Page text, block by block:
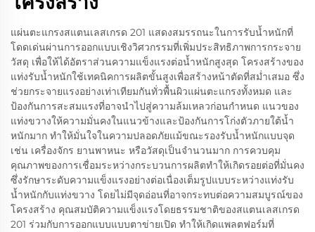
แผ่นตะแกรงสแตนเลสเกรด 201 แสดงสมรรถนะในการรับน้ำหนักที่
โดดเด่นผ่านการออกแบบเชิงวิศวกรรมที่เพิ่มประสิทธิภาพการกระจาย
วัสดุ เพื่อให้ได้อัตราส่วนความแข็งแรงต่อน้ำหนักสูงสุด โครงสร้างของ
แท่งรับน้ำหนักใช้เทคนิคการผลิตขั้นสูงเพื่อสร้างหน้าตัดที่สม่ำเสมอ ซึ่ง
ช่วยกระจายแรงอย่างเท่าเทียมกันทั่วพื้นผิวแผ่นตะแกรงทั้งหมด และ
ป้องกันการสะสมแรงที่อาจนำไปสู่ความล้มเหลวก่อนกำหนด แนวของ
แท่งขวางให้ความมั่นคงในแนวข้างและป้องกันการโก่งตัวภายใต้น้ำ
หนักมาก ทำให้มั่นใจในความปลอดภัยแม้ขณะรองรับน้ำหนักแบบจุด
เช่น เครื่องจักร ยานพาหนะ หรือวัสดุเป็นจำนวนมาก การควบคุม
คุณภาพของการเชื่อมระหว่างกระบวนการผลิตทำให้เกิดรอยต่อที่มั่นคง
ซึ่งรักษาระดับความแข็งแรงอย่างต่อเนื่องเต็มรูปแบบระหว่างแท่งรับ
น้ำหนักกับแท่งขวาง โดยไม่มีจุดอ่อนที่อาจกระทบต่อความสมบูรณ์ของ
โครงสร้าง คุณสมบัติความแข็งแรงโดยธรรมชาติของสแตนเลสเกรด
201 ร่วมกับการออกแบบแบบตาข่ายเปิด ทำให้เกิดแพลตฟอร์มที่